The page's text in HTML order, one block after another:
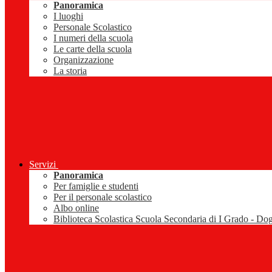
Panoramica
I luoghi
Personale Scolastico
I numeri della scuola
Le carte della scuola
Organizzazione
La storia
Servizi
Panoramica
Per famiglie e studenti
Per il personale scolastico
Albo online
Biblioteca Scolastica Scuola Secondaria di I Grado -